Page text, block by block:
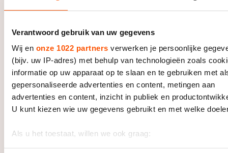
Verantwoord gebruik van uw gegevens
Wij en onze 1022 partners verwerken je persoonlijke
(bijv. uw IP-adres) met behulp van technologieën zoals
informatie op uw apparaat op te slaan en te gebruiken met
gepersonaliseerde advertenties en content, metingen aan
advertenties en content, inzicht in publiek en
U kunt kiezen wie uw gegevens gebruikt en met welke
Als u het toestaat, willen we ook graag:
Informatie verzamelen over uw geografische locatie, die
“Door die gesponsorde posts hoef ik naast het
herstellen en kan ik me focussen op de trainingen. En
ondertussen af en toe leuke dingen doen.” Bovendien
hebben sponsors als Univé en Pro-Airco mede door
haar grote bereik op sociale media hun contract met
Hersman verlengd.
De schaatsster maakt wel bewuste keuzes in de
samen met onder andere de fietskledingmerken Maats